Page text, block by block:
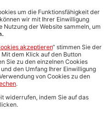
AGB
Daten